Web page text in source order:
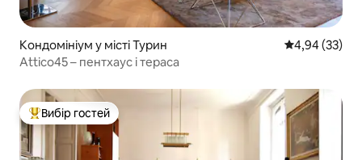
Кондомініум у місті Турин Середня
4,94 (33)
Attico45 – пентхаус і тераса
Топ вибір гостей
Вибір гостей